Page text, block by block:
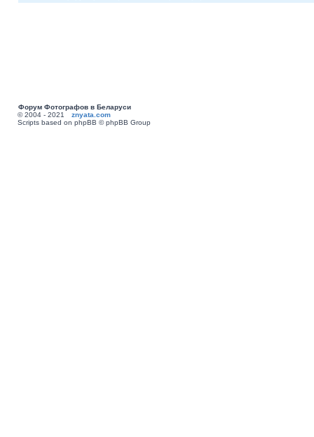
Форум Фотографов в Беларуси
© 2004 - 2021 znyata.com
Scripts based on phpBB © phpBB Group